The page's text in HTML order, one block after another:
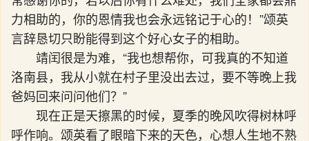
力相助的，你的恩情我也会永远铭记于心的！”颂英
言辞恳切只盼能得到这个好心女子的相助。
靖闰很是为难，“我也想帮你，可我真的不知道
洛南县，我从小就在村子里没出去过，要不等晚上我
爸妈回来问问他们？”
现在正是天擦黑的时候，夏季的晚风吹得树林呼
呼作响。颂英看了眼暗下来的天色，心想人生地不熟